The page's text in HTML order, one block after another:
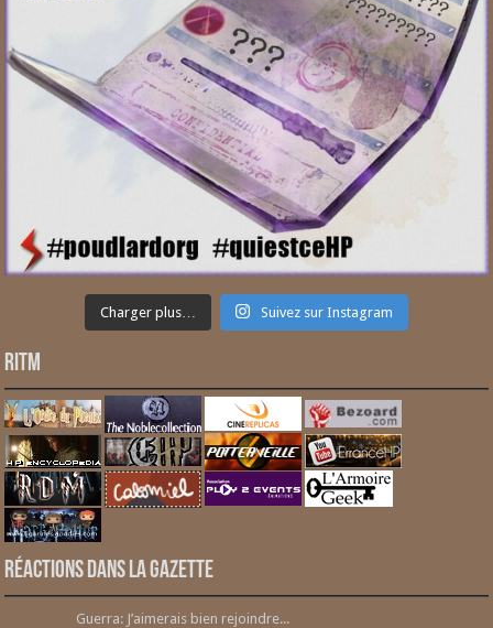
Charger plus… Suivez sur Instagram
RITM
Réactions dans la gazette
Guerra: J’aimerais bien rejoindre...